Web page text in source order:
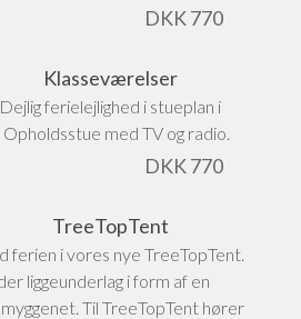
DKK770
Klasseværelser
Dejlig ferielejlighed i stueplan i
med TV og radio.
DKK770
TreeTopTent
ferien i vores nye TreeTopTent.
liggeunderlag i form af en
Til TreeTopTent hører